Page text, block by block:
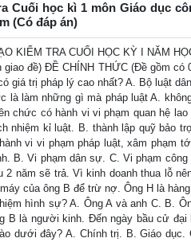
Cuối học kì 1 môn Giáo dục
(Có đáp án)
KIỂM TRA CUỐI HỌC KỲ I NĂM
đề) ĐỀ CHÍNH THỨC (Đề gồm
giá trị pháp lý cao nhất? A. Bộ luật
là làm những gì mà pháp luật A.
chức có hành vi vi phạm quan hệ
nhiệm kỉ luật. B. thành lập quỹ bảo
vi vi phạm pháp luật, xâm phạm
B. Vi phạm dân sự. C. Vi phạm
2 năm sẽ trả. Vì kinh doanh thua lỗ
của ông B để trừ nợ. Ông H là
hình sự? A. Ông A và anh C. B.
B là người kinh. Đến ngày bầu cử
dưới đây? A. Chính trị. B. Giáo